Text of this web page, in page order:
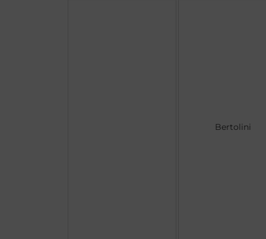
Bertolini